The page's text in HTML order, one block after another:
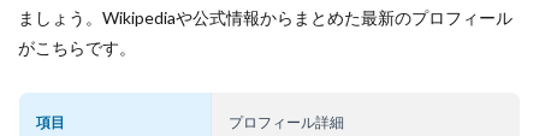
ましょう。Wikipediaや公式情報からまとめた最新のプロフィール
がこちらです。
項目 プロフィール詳細